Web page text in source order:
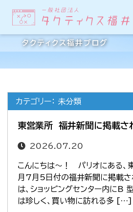
事業所からの手紙
タクティクス福井ブログ
カテゴリー： 未分類
東営業所 福井新聞に掲載さ
2026.07.20
こんにちは～！ パリオにある、
月7月5日付の福井新聞に掲載
は、ショッピングセンター内にB
は珍しく、買い物に訪れる多 […]